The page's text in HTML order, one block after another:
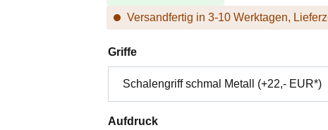
Versandfertig in 3-10 Werktagen,
Griffeauswählen
Aufdruckauswählen